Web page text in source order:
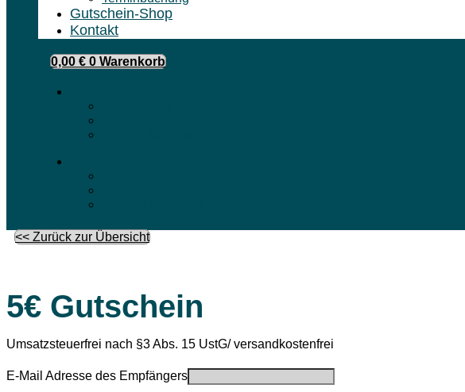
Gutschein-Shop
Kontakt
0,00 € 0 Warenkorb
<< Zurück zur Übersicht
5€ Gutschein
Umsatzsteuerfrei nach §3 Abs. 15 UstG/ versandkostenfrei
E-Mail Adresse des Empfängers